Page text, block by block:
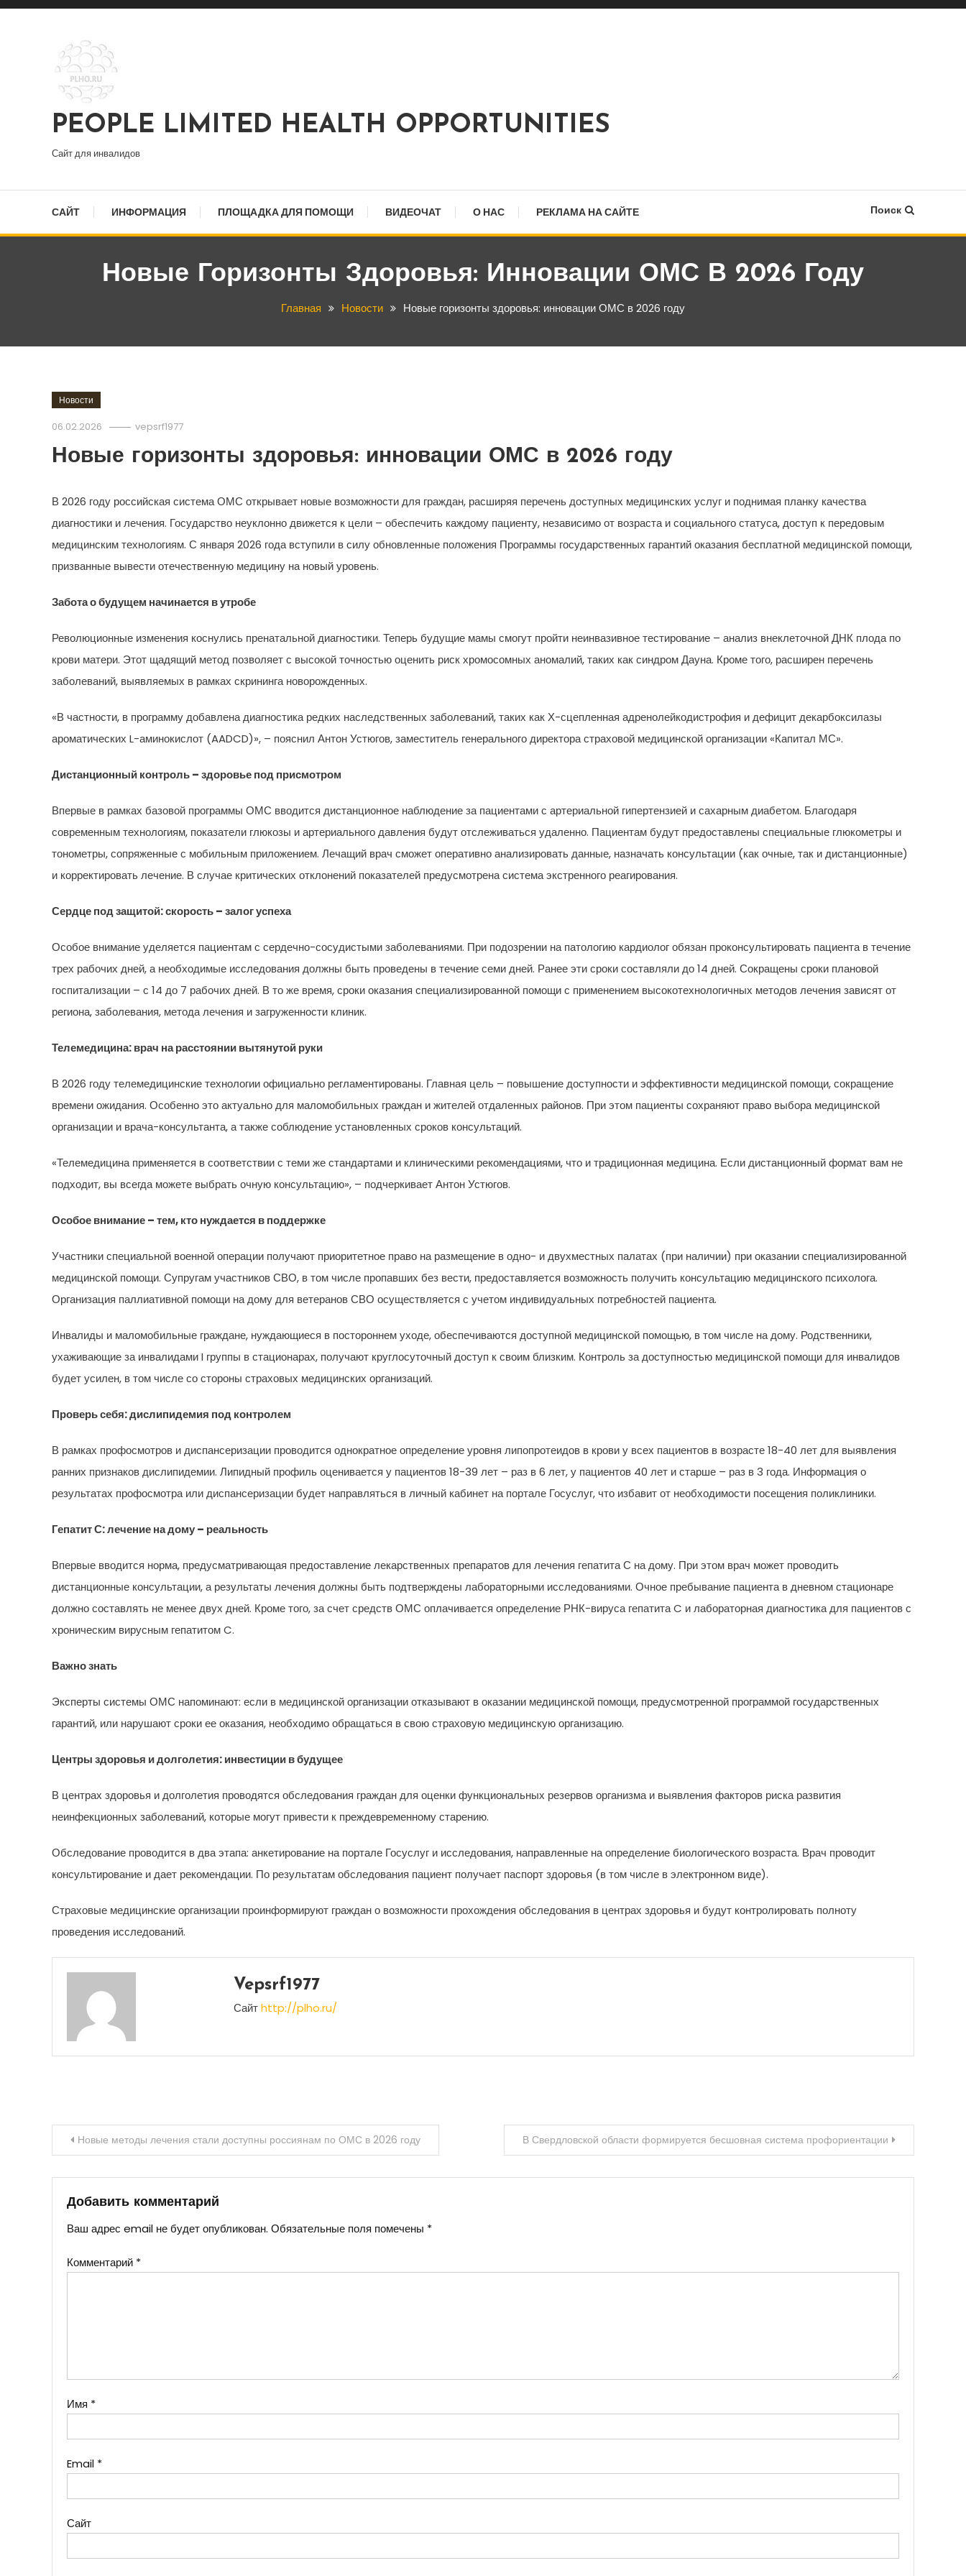
Перейти
содержимому
PEOPLE LIMITED HEALTH OPPORTUNITIES
Сайт для инвалидов
САЙТ ИНФОРМАЦИЯ ПЛОЩАДКА ДЛЯ ПОМОЩИ ВИДЕОЧАТ О НАС РЕКЛАМА НА САЙТЕ Поиск
Новые Горизонты Здоровья: Инновации ОМС В 2026 Году
Главная Новости Новые горизонты здоровья: инновации ОМС в 2026 году
Новости
06.02.2026 vepsrf1977
Новые горизонты здоровья: инновации ОМС в 2026 году
В 2026 году российская система ОМС открывает новые возможности для граждан, расширяя перечень доступных медицинских услуг и поднимая планку качества
диагностики и лечения. Государство неуклонно движется к цели – обеспечить каждому пациенту, независимо от возраста и социального статуса, доступ к передовым
медицинским технологиям. С января 2026 года вступили в силу обновленные положения Программы государственных гарантий оказания бесплатной медицинской помощи,
призванные вывести отечественную медицину на новый уровень.
Забота о будущем начинается в утробе
Революционные изменения коснулись пренатальной диагностики. Теперь будущие мамы смогут пройти неинвазивное тестирование – анализ внеклеточной ДНК плода по
крови матери. Этот щадящий метод позволяет с высокой точностью оценить риск хромосомных аномалий, таких как синдром Дауна. Кроме того, расширен перечень
заболеваний, выявляемых в рамках скрининга новорожденных.
«В частности, в программу добавлена диагностика редких наследственных заболеваний, таких как Х-сцепленная адренолейкодистрофия и дефицит декарбоксилазы
ароматических L-аминокислот (AADCD)», – пояснил Антон Устюгов, заместитель генерального директора страховой медицинской организации «Капитал МС».
Дистанционный контроль – здоровье под присмотром
Впервые в рамках базовой программы ОМС вводится дистанционное наблюдение за пациентами с артериальной гипертензией и сахарным диабетом. Благодаря
современным технологиям, показатели глюкозы и артериального давления будут отслеживаться удаленно. Пациентам будут предоставлены специальные глюкометры и
тонометры, сопряженные с мобильным приложением. Лечащий врач сможет оперативно анализировать данные, назначать консультации (как очные, так и дистанционные)
и корректировать лечение. В случае критических отклонений показателей предусмотрена система экстренного реагирования.
Сердце под защитой: скорость – залог успеха
Особое внимание уделяется пациентам с сердечно-сосудистыми заболеваниями. При подозрении на патологию кардиолог обязан проконсультировать пациента в течение
трех рабочих дней, а необходимые исследования должны быть проведены в течение семи дней. Ранее эти сроки составляли до 14 дней. Сокращены сроки плановой
госпитализации – с 14 до 7 рабочих дней. В то же время, сроки оказания специализированной помощи с применением высокотехнологичных методов лечения зависят от
региона, заболевания, метода лечения и загруженности клиник.
Телемедицина: врач на расстоянии вытянутой руки
В 2026 году телемедицинские технологии официально регламентированы. Главная цель – повышение доступности и эффективности медицинской помощи, сокращение
времени ожидания. Особенно это актуально для маломобильных граждан и жителей отдаленных районов. При этом пациенты сохраняют право выбора медицинской
организации и врача-консультанта, а также соблюдение установленных сроков консультаций.
«Телемедицина применяется в соответствии с теми же стандартами и клиническими рекомендациями, что и традиционная медицина. Если дистанционный формат вам не
подходит, вы всегда можете выбрать очную консультацию», – подчеркивает Антон Устюгов.
Особое внимание – тем, кто нуждается в поддержке
Участники специальной военной операции получают приоритетное право на размещение в одно- и двухместных палатах (при наличии) при оказании специализированной
медицинской помощи. Супругам участников СВО, в том числе пропавших без вести, предоставляется возможность получить консультацию медицинского психолога.
Организация паллиативной помощи на дому для ветеранов СВО осуществляется с учетом индивидуальных потребностей пациента.
Инвалиды и маломобильные граждане, нуждающиеся в постороннем уходе, обеспечиваются доступной медицинской помощью, в том числе на дому. Родственники,
ухаживающие за инвалидами I группы в стационарах, получают круглосуточный доступ к своим близким. Контроль за доступностью медицинской помощи для инвалидов
будет усилен, в том числе со стороны страховых медицинских организаций.
Проверь себя: дислипидемия под контролем
В рамках профосмотров и диспансеризации проводится однократное определение уровня липопротеидов в крови у всех пациентов в возрасте 18-40 лет для выявления
ранних признаков дислипидемии. Липидный профиль оценивается у пациентов 18-39 лет – раз в 6 лет, у пациентов 40 лет и старше – раз в 3 года. Информация о
результатах профосмотра или диспансеризации будет направляться в личный кабинет на портале Госуслуг, что избавит от необходимости посещения поликлиники.
Гепатит С: лечение на дому – реальность
Впервые вводится норма, предусматривающая предоставление лекарственных препаратов для лечения гепатита С на дому. При этом врач может проводить
дистанционные консультации, а результаты лечения должны быть подтверждены лабораторными исследованиями. Очное пребывание пациента в дневном стационаре
должно составлять не менее двух дней. Кроме того, за счет средств ОМС оплачивается определение РНК-вируса гепатита C и лабораторная диагностика для пациентов с
хроническим вирусным гепатитом C.
Важно знать
Эксперты системы ОМС напоминают: если в медицинской организации отказывают в оказании медицинской помощи, предусмотренной программой государственных
гарантий, или нарушают сроки ее оказания, необходимо обращаться в свою страховую медицинскую организацию.
Центры здоровья и долголетия: инвестиции в будущее
В центрах здоровья и долголетия проводятся обследования граждан для оценки функциональных резервов организма и выявления факторов риска развития
неинфекционных заболеваний, которые могут привести к преждевременному старению.
Обследование проводится в два этапа: анкетирование на портале Госуслуг и исследования, направленные на определение биологического возраста. Врач проводит
консультирование и дает рекомендации. По результатам обследования пациент получает паспорт здоровья (в том числе в электронном виде).
Страховые медицинские организации проинформируют граждан о возможности прохождения обследования в центрах здоровья и будут контролировать полноту
проведения исследований.
Vepsrf1977
Сайт http://plho.ru/
Навигация
по
записям
Новые методы лечения стали доступны россиянам по ОМС в 2026 году В Свердловской области формируется бесшовная система профориентации
Добавить комментарий
Ваш адрес email не будет опубликован. Обязательные поля помечены *
Комментарий *
Имя *
Email *
Сайт